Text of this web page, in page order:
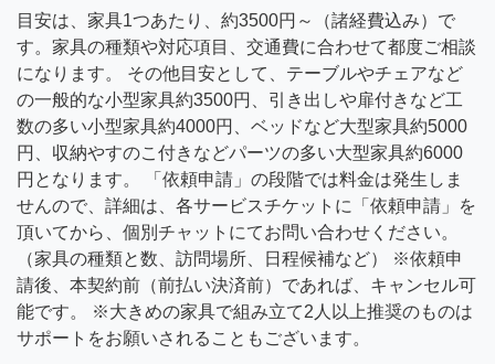
目安は、家具1つあたり、約3500円～（諸経費込み）で
す。家具の種類や対応項目、交通費に合わせて都度ご相談
になります。 その他目安として、テーブルやチェアなど
の一般的な小型家具約3500円、引き出しや扉付きなど工
数の多い小型家具約4000円、ベッドなど大型家具約5000
円、収納やすのこ付きなどパーツの多い大型家具約6000
円となります。 「依頼申請」の段階では料金は発生しま
せんので、詳細は、各サービスチケットに「依頼申請」を
頂いてから、個別チャットにてお問い合わせください。
（家具の種類と数、訪問場所、日程候補など） ※依頼申
請後、本契約前（前払い決済前）であれば、キャンセル可
能です。 ※大きめの家具で組み立て2人以上推奨のものは
サポートをお願いされることもございます。